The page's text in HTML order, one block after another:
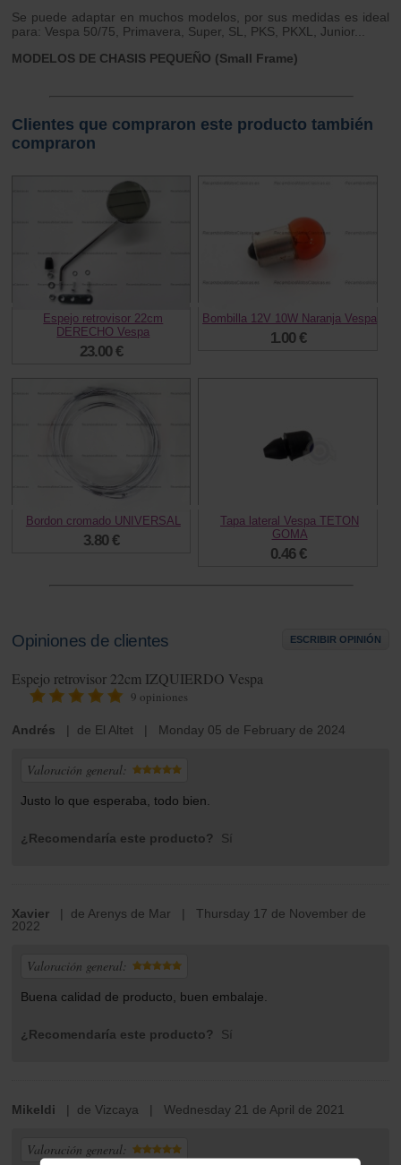
Se puede adaptar en muchos modelos, por sus medidas es ideal
para: Vespa 50/75, Primavera, Super, SL, PKS, PKXL, Junior...
MODELOS DE CHASIS PEQUEÑO (Small Frame)
Clientes que compraron este producto también
compraron
Espejo retrovisor 22cm
DERECHO Vespa
23.00 €
Bombilla 12V 10W Naranja Vespa
1.00 €
Bordon cromado UNIVERSAL
3.80 €
Tapa lateral Vespa TETON
GOMA
0.46 €
Opiniones de clientes ESCRIBIR OPINIÓN
Espejo retrovisor 22cm IZQUIERDO Vespa
9 opiniones
Andrés | de El Altet | Monday 05 de February de 2024
Valoración general:
Justo lo que esperaba, todo bien.
¿Recomendaría este producto? Sí
Xavier | de Arenys de Mar | Thursday 17 de November de
2022
Valoración general:
Buena calidad de producto, buen embalaje.
¿Recomendaría este producto? Sí
Mikeldi | de Vizcaya | Wednesday 21 de April de 2021
Valoración general: